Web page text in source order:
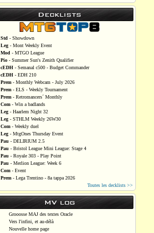
Decklists
Std - Showdown
Leg- Mont Weekly Event
Mod - MTGO League
Pio- Summer Sun's Zenith Qualifier
cEDH- Semanal c500 - Budget Commander
cEDH- EDH 210
Prem- Monthly Webcam - July 2026
Prem- ELS - Weekly Tournament
Prem- Retromancers´ Monthly
Com- Win a badlands
Leg- Haarlem Night 32
Leg- STHLM Weekly 26W30
Com- Weekly duel
Leg- MtgOnes Thursday Event
Pau - DELIRIUM 2.5
Pau - Bristol League Mini League: Stage 4
Pau - Royale 303 - Play Point
Pau - Merlion League: Week 6
Com- Event
Prem- Lega Trentino - 8a tappa 2026
Toutes les decklists >>
MV log
Grooosse MAJ des textes Oracle
Vers l'infini, et au-délà
Nouvelle home page